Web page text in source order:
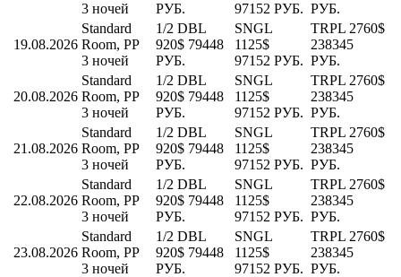
3 ночей РУБ. 97152 РУБ. РУБ.
19.08.2026
Standard
Room, PP
3 ночей
1/2 DBL
920$ 79448
РУБ.
SNGL
1125$
97152 РУБ.
TRPL 2760$
238345
РУБ.
20.08.2026
Standard
Room, PP
3 ночей
1/2 DBL
920$ 79448
РУБ.
SNGL
1125$
97152 РУБ.
TRPL 2760$
238345
РУБ.
21.08.2026
Standard
Room, PP
3 ночей
1/2 DBL
920$ 79448
РУБ.
SNGL
1125$
97152 РУБ.
TRPL 2760$
238345
РУБ.
22.08.2026
Standard
Room, PP
3 ночей
1/2 DBL
920$ 79448
РУБ.
SNGL
1125$
97152 РУБ.
TRPL 2760$
238345
РУБ.
23.08.2026
Standard
Room, PP
3 ночей
1/2 DBL
920$ 79448
РУБ.
SNGL
1125$
97152 РУБ.
TRPL 2760$
238345
РУБ.